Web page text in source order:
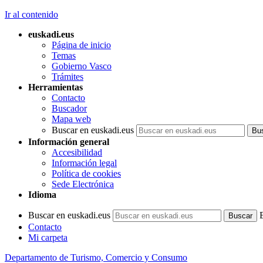
Ir al contenido
euskadi.eus
Página de inicio
Temas
Gobierno Vasco
Trámites
Herramientas
Contacto
Buscador
Mapa web
Buscar en euskadi.eus
Información general
Accesibilidad
Información legal
Política de cookies
Sede Electrónica
Idioma
Buscar en euskadi.eus
Contacto
Mi carpeta
Departamento de Turismo, Comercio y Consumo